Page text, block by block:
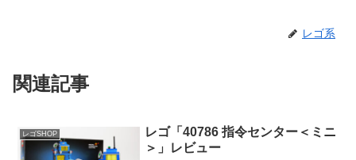
レゴ系
関連記事
レゴSHOP
レゴ「40786 指令センター＜ミニ
＞」レビュー